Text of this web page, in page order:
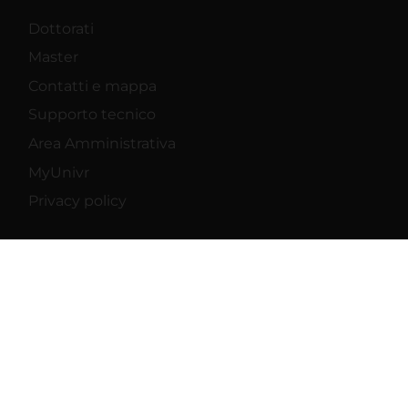
Dottorati
Master
Contatti e mappa
Supporto tecnico
Area Amministrativa
MyUnivr
Privacy policy